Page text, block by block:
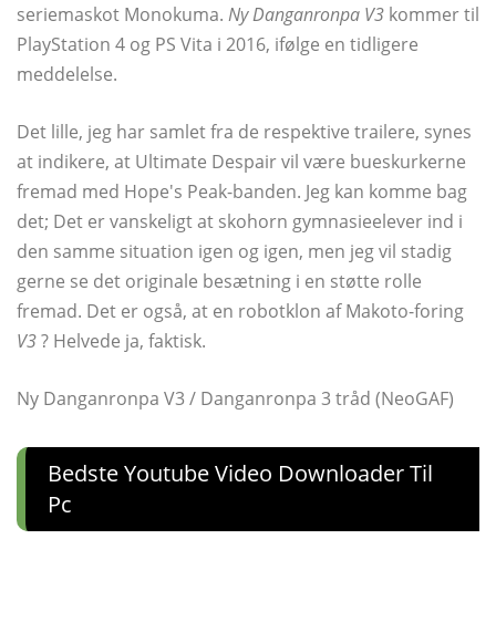
seriemaskot Monokuma. Ny Danganronpa V3 kommer til
PlayStation 4 og PS Vita i 2016, ifølge en tidligere
meddelelse.
Det lille, jeg har samlet fra de respektive trailere, synes
at indikere, at Ultimate Despair vil være bueskurkerne
fremad med Hope's Peak-banden. Jeg kan komme bag
det; Det er vanskeligt at skohorn gymnasieelever ind i
den samme situation igen og igen, men jeg vil stadig
gerne se det originale besætning i en støtte rolle
fremad. Det er også, at en robotklon af Makoto-foring
V3? Helvede ja, faktisk.
Ny Danganronpa V3 / Danganronpa 3 tråd (NeoGAF)
Bedste Youtube Video Downloader Til
Pc